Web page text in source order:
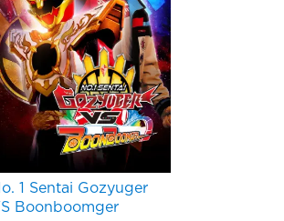
1 Sentai Gozyuger
Boonboomger